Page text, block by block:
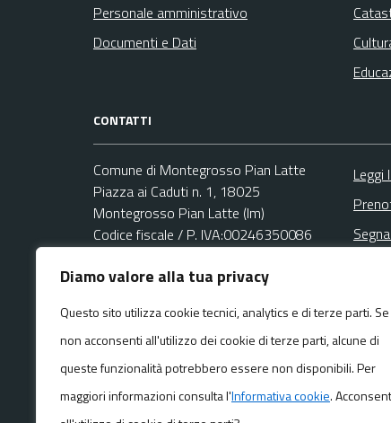
Diamo valore alla tua privacy
Questo sito utilizza cookie tecnici, analytics e di terze parti. Se
non acconsenti all'utilizzo dei cookie di terze parti, alcune di
queste funzionalità potrebbero essere non disponibili. Per
maggiori informazioni consulta l'Informativa cookie.
Personale amministrativo
Documenti e Dati
CONTATTI
Comune di Montegrosso Pian Latte
Piazza ai Caduti n. 1, 18025
Montegrosso Pian Latte (Im)
Codice fiscale / P. IVA:00246350086
Area Amministrativa
PEC:
pec@pec.comune.montegrossopianlatte.im.it
Centralino unico: +39 0183 328731
Leggi